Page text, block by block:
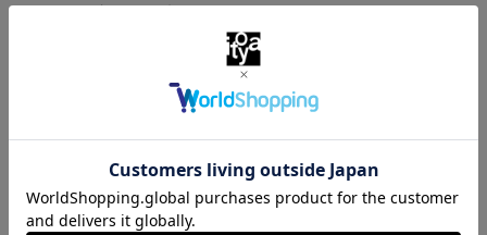
お気に入りに追加
返品・交換について
商品の特徴